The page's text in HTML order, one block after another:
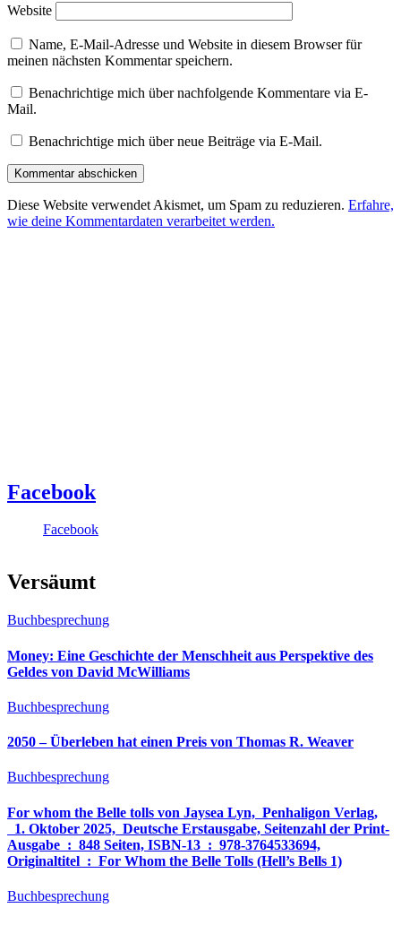
Website
Name, E-Mail-Adresse und Website in diesem Browser für
meinen nächsten Kommentar speichern.
Benachrichtige mich über nachfolgende Kommentare via E-
Mail.
Benachrichtige mich über neue Beiträge via E-Mail.
Diese Website verwendet Akismet, um Spam zu reduzieren. Erfahre,
wie deine Kommentardaten verarbeitet werden.
Facebook
Facebook
Versäumt
Buchbesprechung
Money: Eine Geschichte der Menschheit aus Perspektive des
Geldes von David McWilliams
Buchbesprechung
2050 – Überleben hat einen Preis von Thomas R. Weaver
Buchbesprechung
For whom the Belle tolls von Jaysea Lyn, ‎ Penhaligon Verlag,
‎ 1. Oktober 2025, ‎ Deutsche Erstausgabe, Seitenzahl der Print-
Ausgabe ‏ : ‎ 848 Seiten, ISBN-13 ‏ : ‎ 978-3764533694,
Originaltitel ‏ : ‎ For Whom the Belle Tolls (Hell’s Bells 1)
Buchbesprechung